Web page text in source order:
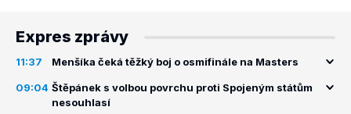
Expres zprávy
11:37 Menšíka čeká těžký boj o osmifinále na Masters
09:04 Štěpánek s volbou povrchu proti Spojeným státům
nesouhlasí